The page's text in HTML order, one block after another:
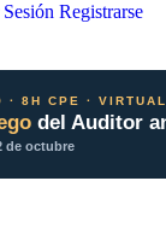
Registrarse
· 8H CPE ·
del Auditor
de octubre